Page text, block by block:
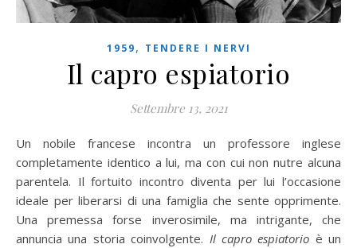
1959, TENDERE I NERVI
Il capro espiatorio
Settembre 13, 2021
Un nobile francese incontra un professore inglese
completamente identico a lui, ma con cui non nutre alcuna
parentela. Il fortuito incontro diventa per lui l’occasione
ideale per liberarsi di una famiglia che sente opprimente.
Una premessa forse inverosimile, ma intrigante, che
annuncia una storia coinvolgente. Il capro espiatorio è un